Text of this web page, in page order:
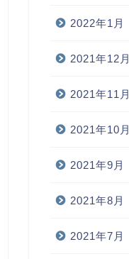
2022年1月
2021年12月
2021年11月
2021年10月
2021年9月
2021年8月
2021年7月